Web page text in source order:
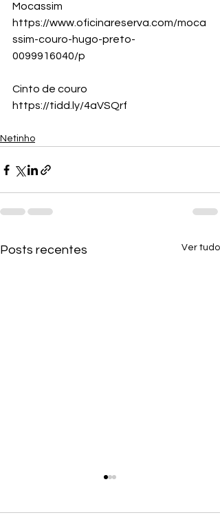
Mocassim
https://www.oficinareserva.com/moca
ssim-couro-hugo-preto-
0099916040/p
Cinto de couro
https://tidd.ly/4aVSQrf
Netinho
Posts recentes Ver tudo